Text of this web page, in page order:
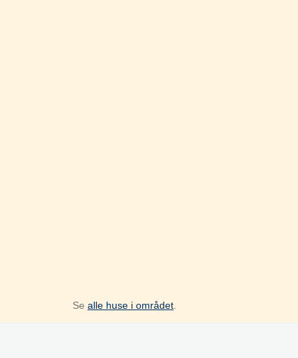
Se alle huse i området